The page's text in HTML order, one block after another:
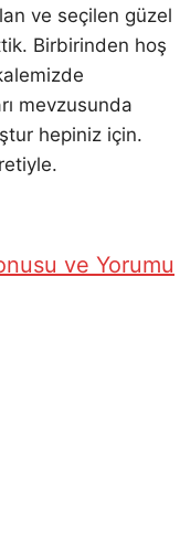
ve seçilen güzel
Birbirinden hoş
mevzusunda
hepiniz için.
ve Yorumu